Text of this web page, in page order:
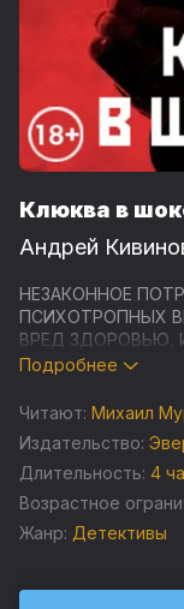
Клюква в
Андрей
НЕЗАКОННОЕ
ПСИХОТРОПНЫХ
ВРЕД ЗДОРОВЬЮ,
ВЛЕЧЕТ
Детективные
расследований:
преступлениях,
© Storysidе
Подробнее
Читают: Михаил
Издательство:
Длительность: 4
Возрастное
Жанр: Детективы